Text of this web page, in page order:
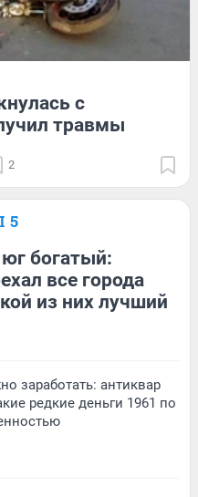
с
травмы
2
5
богатый:
все города
из них лучший
заработать: антиквар
редкие деньги 1961 по